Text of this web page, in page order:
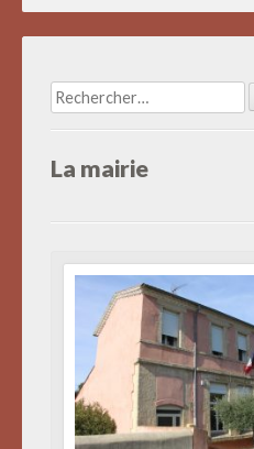
Rechercher :
La mairie